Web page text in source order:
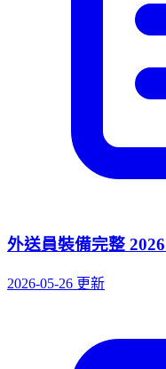
外送員裝備完整
2026-05-26 更新